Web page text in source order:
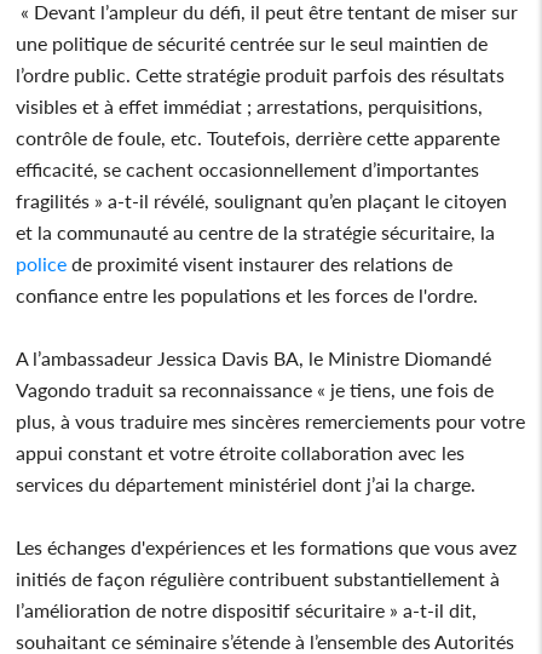
« Devant l’ampleur du défi, il peut être tentant de miser sur
une politique de sécurité centrée sur le seul maintien de
l’ordre public. Cette stratégie produit parfois des résultats
visibles et à effet immédiat ; arrestations, perquisitions,
contrôle de foule, etc. Toutefois, derrière cette apparente
efficacité, se cachent occasionnellement d’importantes
fragilités » a-t-il révélé, soulignant qu’en plaçant le citoyen
et la communauté au centre de la stratégie sécuritaire, la
police de proximité visent instaurer des relations de
confiance entre les populations et les forces de l'ordre.
A l’ambassadeur Jessica Davis BA, le Ministre Diomandé
Vagondo traduit sa reconnaissance « je tiens, une fois de
plus, à vous traduire mes sincères remerciements pour votre
appui constant et votre étroite collaboration avec les
services du département ministériel dont j’ai la charge.
Les échanges d'expériences et les formations que vous avez
initiés de façon régulière contribuent substantiellement à
l’amélioration de notre dispositif sécuritaire » a-t-il dit,
souhaitant ce séminaire s’étende à l’ensemble des Autorités